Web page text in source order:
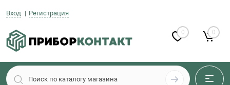
Вход Регистрация
0 0